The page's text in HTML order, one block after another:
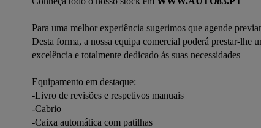
Para uma melhor experiência sugerimos que agende
Desta forma, a nossa equipa comercial poderá prestar-lhe
excelência e totalmente dedicado ás suas necessidades
Equipamento em destaque:
-Livro de revisões e respetivos manuais
-Cabrio
-Caixa automática com patilhas